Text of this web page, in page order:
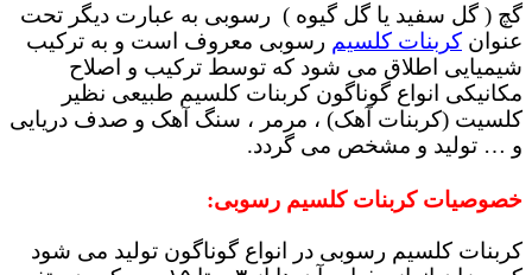
گچ ( گل سفید یا گل گیوه ) رسوبی به عبارت دیگر تحت
عنوان کربنات کلسیم رسوبی معروف است و به ترکیب
شیمیایی اطلاق می شود که توسط ترکیب و اصلاح
مکانیکی انواع گوناگون کربنات کلسیم طبیعی نظیر
کلسیت (کربنات آهک) ، مرمر ، سنگ آهک و صدف دریایی
و … تولید و مشخص می گردد.
خصوصیات کربنات کلسیم رسوبی:
کربنات کلسیم رسوبی در انواع گوناگون تولید می شود